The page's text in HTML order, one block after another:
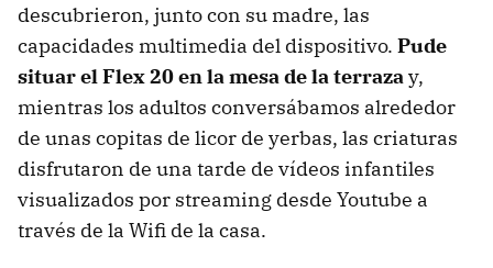
descubrieron, junto con su madre, las
capacidades multimedia del dispositivo. Pude
situar el Flex 20 en la mesa de la terrazay,
mientras los adultos conversábamos alrededor
de unas copitas de licor de yerbas, las criaturas
disfrutaron de una tarde de vídeos infantiles
visualizados por streaming desde Youtube a
través de la Wifi de la casa.